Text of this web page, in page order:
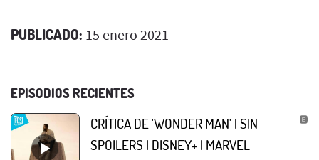
PUBLICADO: 15 enero 2021
EPISODIOS RECIENTES
CRÍTICA DE 'WONDER MAN' | SIN
SPOILERS | DISNEY+ | MARVEL